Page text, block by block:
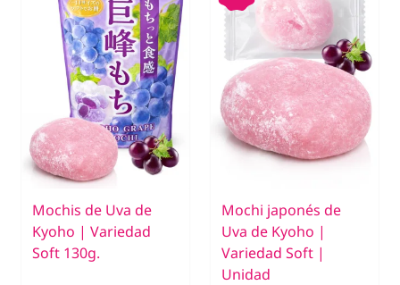
Mochis de Uva de
Kyoho | Variedad
Soft 130g.
Mochi japonés de
Uva de Kyoho |
Variedad Soft |
Unidad